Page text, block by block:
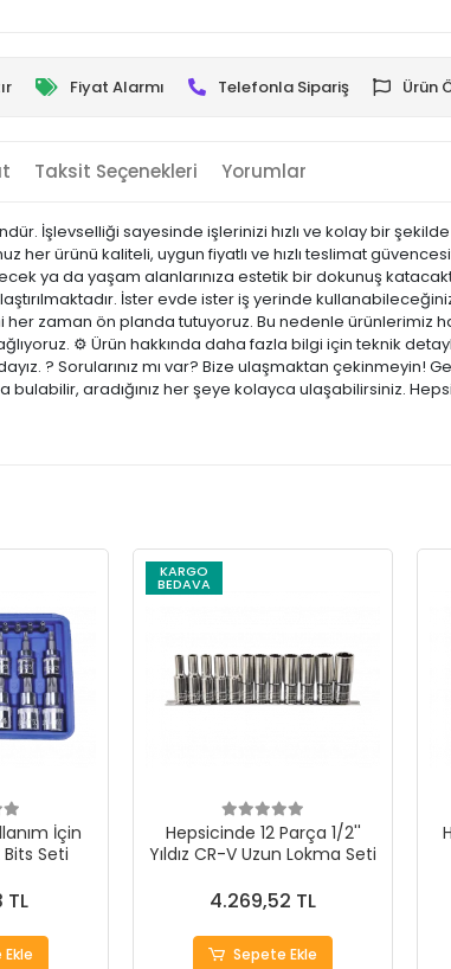
Fiyat Alarmı Telefonla Sipariş Ürün
Taksit Seçenekleri Yorumlar
İşlevselliği sayesinde işlerinizi hızlı ve kolay bir
ürünü kaliteli, uygun fiyatlı ve hızlı teslimat
ya da yaşam alanlarınıza estetik bir dokunuş
İster evde ister iş yerinde kullanabileceğiniz
her zaman ön planda tutuyoruz. Bu nedenle ürünlerimiz
⚙️ Ürün hakkında daha fazla bilgi için teknik
? Sorularınız mı var? Bize ulaşmaktan çekinmeyin!
aradığınız her şeye kolayca ulaşabilirsiniz.
İçin
Seti
TL
KARGO
BEDAVA
Hepsicinde 12 Parça 1/2''
Yıldız CR-V Uzun Lokma Seti
4.269,52 TL
Sepete Ekle